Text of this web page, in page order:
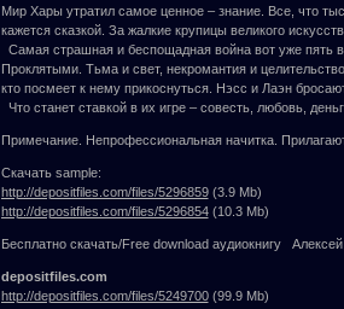
Мир Хары утратил самое ценное – знание. Все, что
кажется сказкой. За жалкие крупицы великого
Самая страшная и беспощадная война вот уже пять
Проклятыми. Тьма и свет, некромантия и
кто посмеет к нему прикоснуться. Нэсс и Лаэн
Что станет ставкой в их игре – совесть, любовь,
Примечание. Непрофессиональная начитка.
Скачать sample:
http://depositfiles.com/files/5296859(3.9 Mb)
http://depositfiles.com/files/5296854(10.3 Mb)
Бесплатно скачать/Free download аудиокнигу
depositfiles.com
http://depositfiles.com/files/5249700(99.9 Mb)